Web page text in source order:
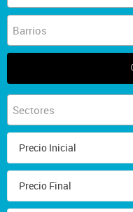
Barrios
Sectores